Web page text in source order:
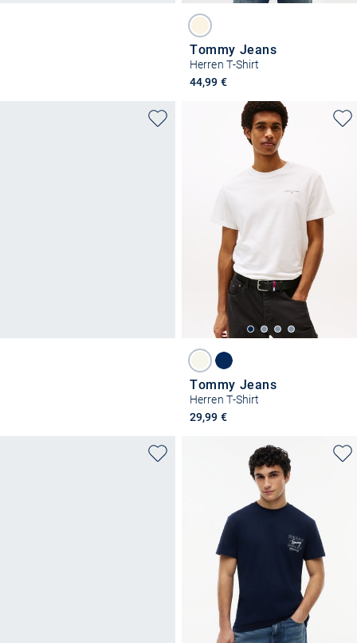
Tommy Jeans
Herren T-Shirt
44,99 €
Tommy Jeans
Herren T-Shirt
29,99 €